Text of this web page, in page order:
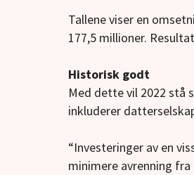
Tallene viser en
177,5 millioner.
Historisk godt
Med dette vil 2022 stå
inkluderer
“Investeringer av en
minimere avrenning